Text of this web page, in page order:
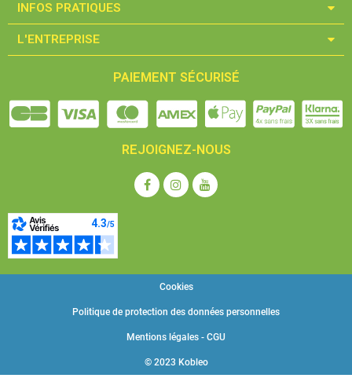
INFOS PRATIQUES​
L'ENTREPRISE​
PAIEMENT SÉCURISÉ
REJOIGNEZ-NOUS
© 2023 Kobleo
Mentions légales - CGU
Politique de protection des données personnelles
Cookies